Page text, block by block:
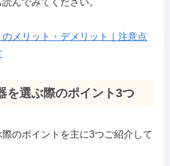
んでみてください。
メリット・デメリット｜注意点
を選ぶ際のポイント3つ
のポイントを主に3つご紹介して